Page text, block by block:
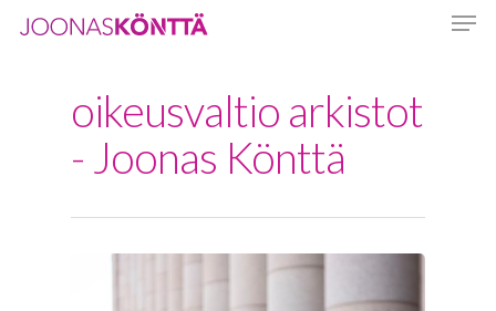
Hit enter to search or ESC to close
oikeusvaltio arkistot
- Joonas Könttä